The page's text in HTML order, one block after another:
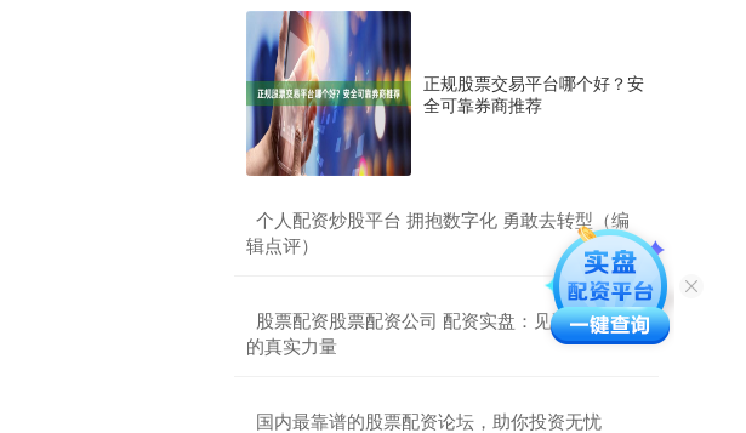
正规股票交易平台哪个好？安
全可靠券商推荐
​个人配资炒股平台 拥抱数字化 勇敢去转型（编
辑点评）
​股票配资股票配资公司 配资实盘：见证资金杠杆
的真实力量
​国内最靠谱的股票配资论坛，助你投资无忧